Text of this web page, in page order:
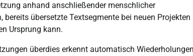
anhand anschließender menschlicher
übersetzte Textsegmente bei neuen Projekten
Ursprung kann.
überdies erkennt automatisch